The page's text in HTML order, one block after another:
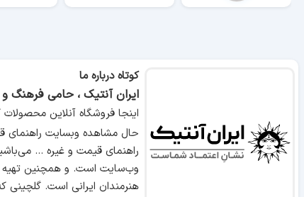
کوتاه درباره ما
ایران آنتیک ، حامی فرهنگ و
اینجا فروشگاه آنلاین
حال مشاهده وبسایت راهنمای
راهنمای قیمت و غیره ...
وب‌سایت است. و همچنین تهیه
هنرمندان ایرانی است.